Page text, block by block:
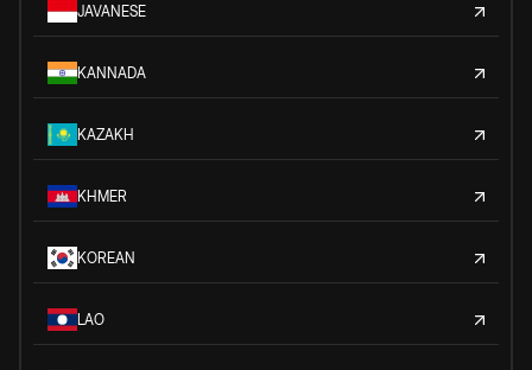
JAVANESE
KANNADA
KAZAKH
KHMER
KOREAN
LAO